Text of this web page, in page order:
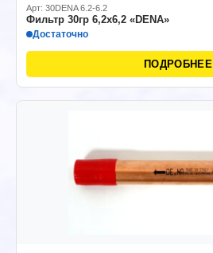
Арт: 30DENA 6.2-6.2
Фильтр 30гр 6,2х6,2 «DENA»
Достаточно
ПОДРОБНЕЕ